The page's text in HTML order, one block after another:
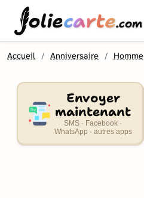
oliecarte.com
Accueil Anniversaire Homme
Envoyer
maintenant
SMS · Facebook ·
WhatsApp · autres apps